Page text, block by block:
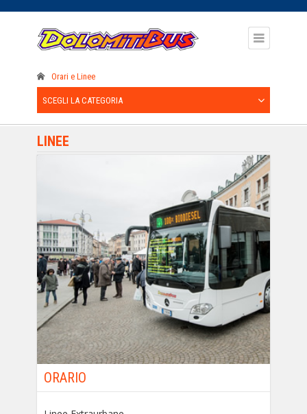
Orari e Linee
SCEGLI LA CATEGORIA
LINEE
ORARIO